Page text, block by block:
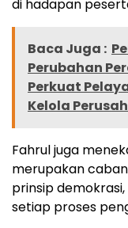
di hadapan
Baca Juga :
Perubahan
Perkuat
Kelola
Fahrul juga
merupakan
prinsip
setiap proses